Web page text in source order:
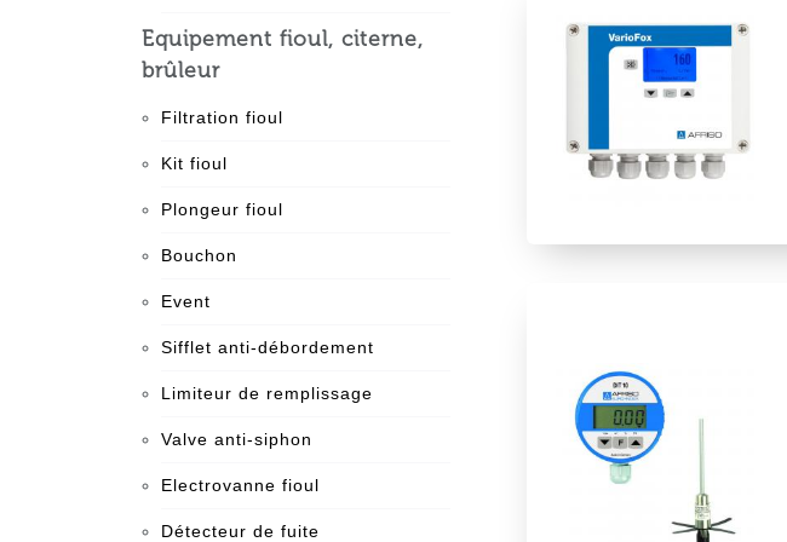
Equipement fioul, citerne,
brûleur
Filtration fioul
Kit fioul
Plongeur fioul
Bouchon
Event
Sifflet anti-débordement
Limiteur de remplissage
Valve anti-siphon
Electrovanne fioul
Détecteur de fuite